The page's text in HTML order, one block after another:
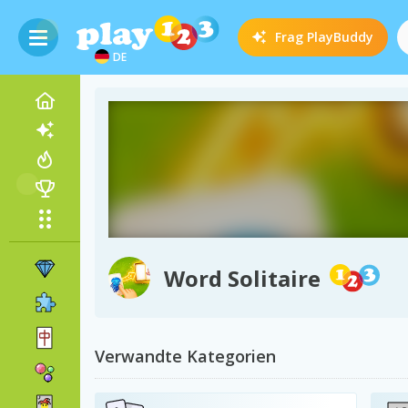
DE
Frag PlayBuddy
Word Solitaire
Verwandte Kategorien